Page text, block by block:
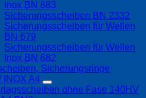
Inox BN 683
Sicherungsscheiben BN 2332
Sicherungsscheiben für Wellen
BN 679
Sicherungsscheiben für Wellen
Inox BN 682
Sicherungsringe
INOX A4
ohne Fase 140HV